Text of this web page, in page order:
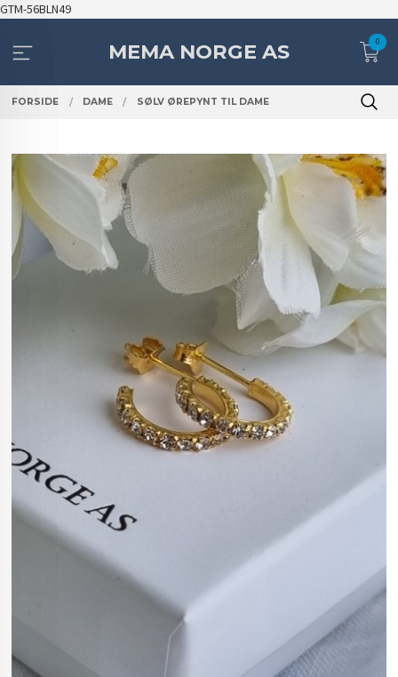
GTM-56BLN49Gå
innholdetMEMA NORGE AS 0
FORSIDE DAME SØLV ØREPYNT TIL DAME